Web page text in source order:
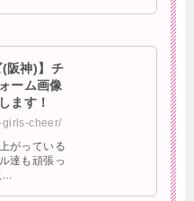
(阪神)】チ
ーム画像
ます！
girls-cheer/
がっている
達も頑張っ